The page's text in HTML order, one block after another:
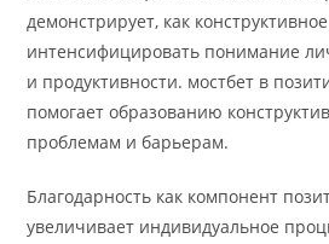
демонстрирует, как
интенсифицировать понимание
и продуктивности. мостбет в
помогает образованию
проблемам и барьерам.
Благодарность как компонент
увеличивает индивидуальное